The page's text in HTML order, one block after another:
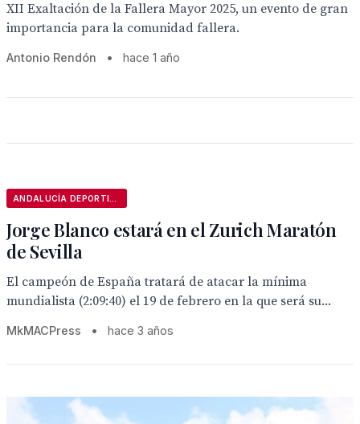
XII Exaltación de la Fallera Mayor 2025, un evento de gran
importancia para la comunidad fallera.
Antonio Rendón • hace 1 año
Jorge Blanco estará en el Zurich Maratón
de Sevilla
El campeón de España tratará de atacar la mínima
mundialista (2:09:40) el 19 de febrero en la que será su...
MkMACPress • hace 3 años